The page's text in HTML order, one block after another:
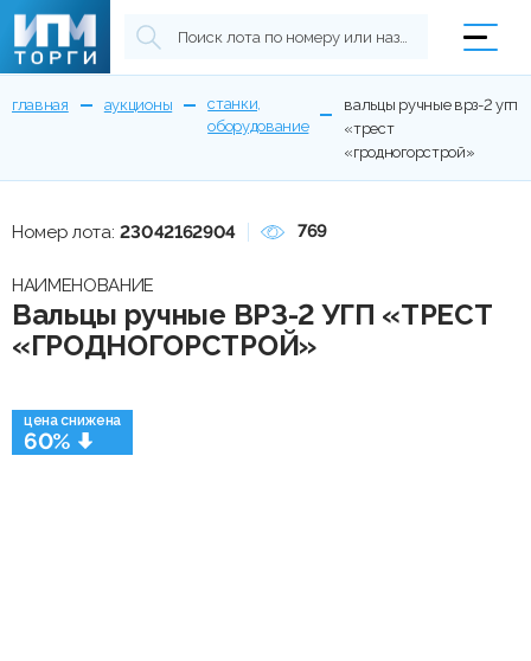
главная аукционы
станки,
оборудование
вальцы ручные врз-2 угп
«трест
«гродногорстрой»
цена снижена
60%
Номер лота: 23042162904 769
НАИМЕНОВАНИЕ
Вальцы ручные ВРЗ-2 УГП «ТРЕСТ
«ГРОДНОГОРСТРОЙ»